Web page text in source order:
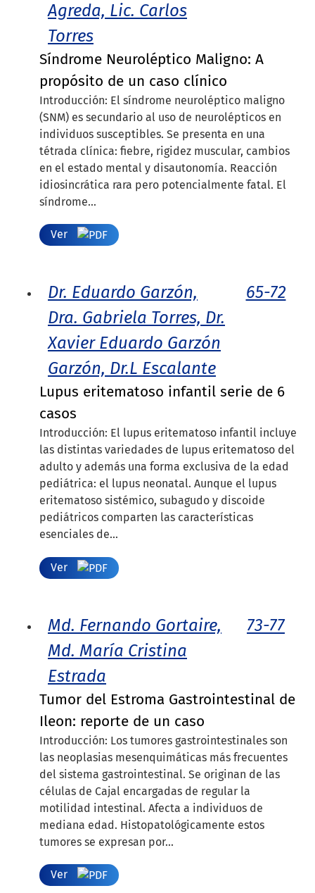
Agreda, Lic. Carlos
Torres
Síndrome Neuroléptico Maligno: A
propósito de un caso clínico
Introducción: El síndrome neuroléptico maligno
(SNM) es secundario al uso de neurolépticos en
individuos susceptibles. Se presenta en una
tétrada clínica: fiebre, rigidez muscular, cambios
en el estado mental y disautonomía. Reacción
idiosincrática rara pero potencialmente fatal. El
síndrome...
Ver
Dr. Eduardo Garzón,
Dra. Gabriela Torres, Dr.
Xavier Eduardo Garzón
Garzón, Dr.L Escalante
65-72
Lupus eritematoso infantil serie de 6
casos
Introducción: El lupus eritematoso infantil incluye
las distintas variedades de lupus eritematoso del
adulto y además una forma exclusiva de la edad
pediátrica: el lupus neonatal. Aunque el lupus
eritematoso sistémico, subagudo y discoide
pediátricos comparten las características
esenciales de...
Ver
Md. Fernando Gortaire,
Md. María Cristina
Estrada
73-77
Tumor del Estroma Gastrointestinal de
Ileon: reporte de un caso
Introducción: Los tumores gastrointestinales son
las neoplasias mesenquimáticas más frecuentes
del sistema gastrointestinal. Se originan de las
células de Cajal encargadas de regular la
motilidad intestinal. Afecta a individuos de
mediana edad. Histopatológicamente estos
tumores se expresan por...
Ver